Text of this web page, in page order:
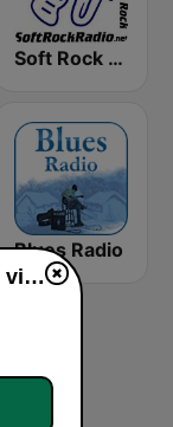
Soft Rock Radio
Blues Radio
Classic Blues Radio en vivo